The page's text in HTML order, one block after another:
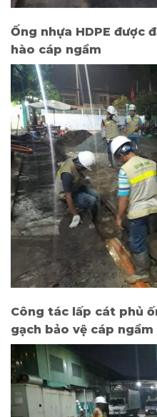
Ống nhựa HDPE được
hào cáp ngầm
Công tác lấp cát phủ
gạch bảo vệ cáp ngầm